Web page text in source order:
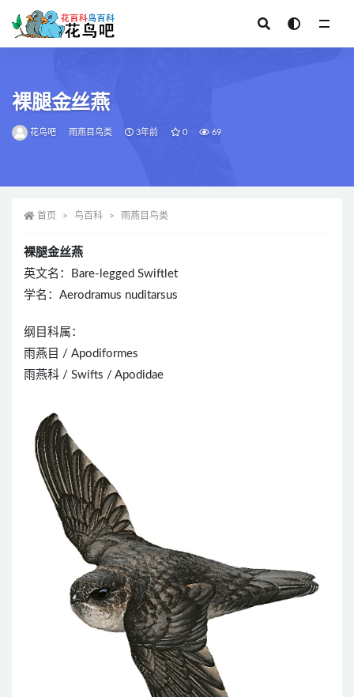
裸腿金丝燕
花鸟吧 雨燕目鸟类 3年前 0 69
首页 鸟百科 雨燕目鸟类
裸腿金丝燕
英文名：Bare-legged Swiftlet
学名：Aerodramus nuditarsus
纲目科属：
雨燕目 / Apodiformes
雨燕科 / Swifts / Apodidae